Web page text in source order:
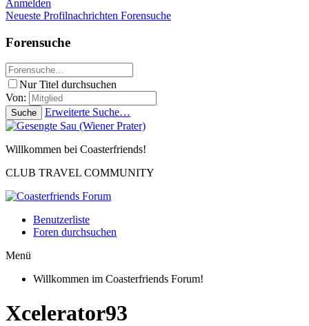
Anmelden
Neueste Profilnachrichten Forensuche
Forensuche
Nur Titel durchsuchen
Von:
Suche Erweiterte Suche…
Willkommen bei Coasterfriends!
CLUB TRAVEL COMMUNITY
Benutzerliste
Foren durchsuchen
Menü
Willkommen im Coasterfriends Forum!
Xcelerator93